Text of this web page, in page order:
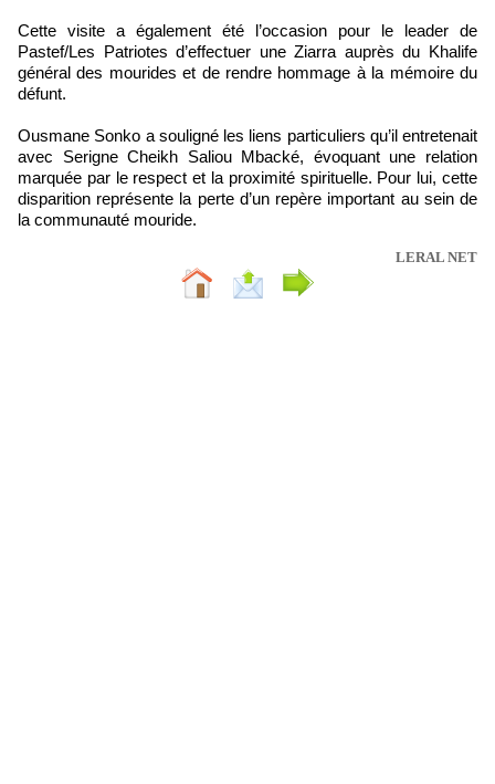
Cette visite a également été l’occasion pour le leader de
Pastef/Les Patriotes d’effectuer une Ziarra auprès du Khalife
général des mourides et de rendre hommage à la mémoire du
défunt.
Ousmane Sonko a souligné les liens particuliers qu’il entretenait
avec Serigne Cheikh Saliou Mbacké, évoquant une relation
marquée par le respect et la proximité spirituelle. Pour lui, cette
disparition représente la perte d’un repère important au sein de
la communauté mouride.
LERAL NET